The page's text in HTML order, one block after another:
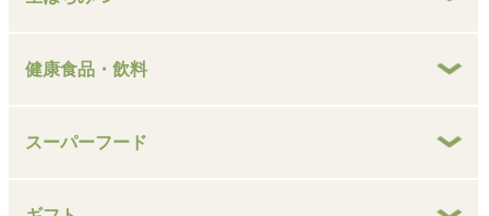
健康食品・飲料
スーパーフード